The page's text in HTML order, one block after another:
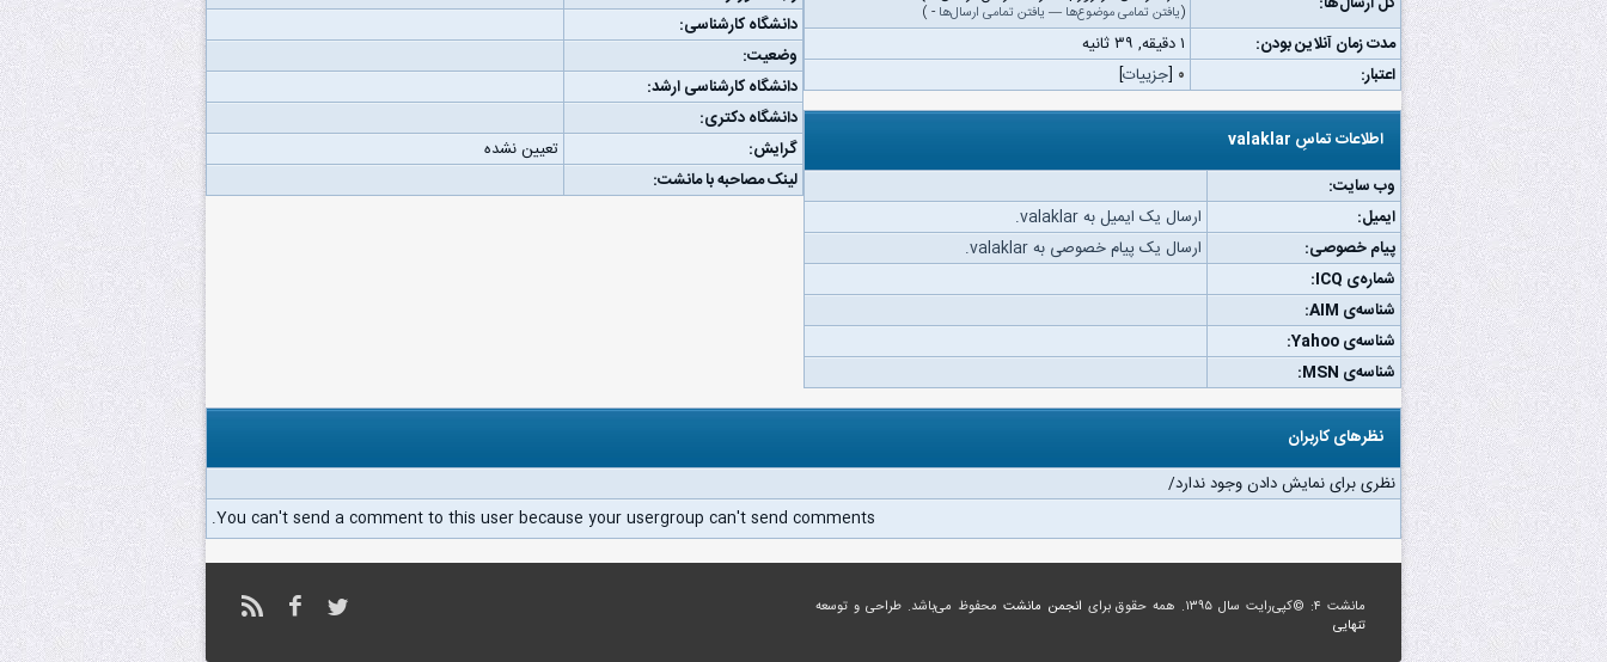
(یافتن تمامی موضوع‌ها — یافتن تمامی ارسال‌ها -
)
مدت زمان آنلاین بودن:
۱ دقیقه, ۳۹ ثانیه
اعتبار:
۰ [جزییات]
اطلاعات تماسِ valaklar
وب‌ سایت:
ایمیل:
ارسال یک ایمیل به valaklar.
پیام خصوصی:
ارسال یک پیام خصوصی به valaklar.
شماره‌ی ICQ:
شناسه‌ی AIM:
شناسه‌ی Yahoo:
شناسه‌ی MSN:
دانشگاه کارشناسی:
وضعیت:
دانشگاه کارشناسی ارشد:
دانشگاه دکتری:
گرایش:
تعیین نشده
لینک مصاحبه با مانشت:
نظرهای کاربران
نظری برای نمایش دادن وجود ندارد/
You can't send a comment to this user because your usergroup can't send comments.
مانشت ۴: ©کپی‌رایت سال ۱۳۹۵. همه حقوق برای انجمن مانشت محفوظ می‌باشد. طراحی و توسعه
تنهایی